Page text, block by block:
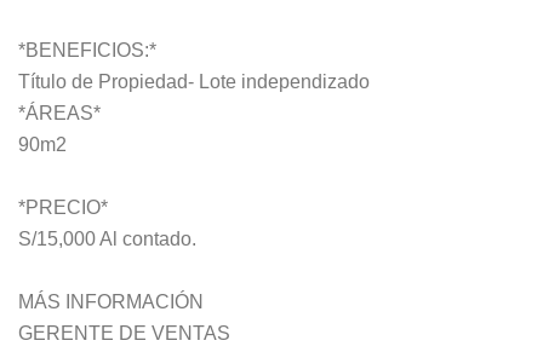
*BENEFICIOS:*
Título de Propiedad- Lote independizado
*ÁREAS*
90m2
*PRECIO*
S/15,000 Al contado.
MÁS INFORMACIÓN
GERENTE DE VENTAS